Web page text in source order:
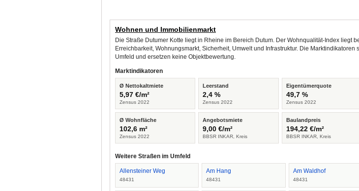
Wohnen und Immobilienmarkt
Die Straße Dutumer Kotte liegt in Rheine im Bereich Dutum. Der Wohnqualität-Index liegt
Erreichbarkeit, Wohnungsmarkt, Sicherheit, Umwelt und Infrastruktur. Die
Umfeld und ersetzen keine Objektbewertung.
Marktindikatoren
Ø Nettokaltmiete
5,97 €/m²
Zensus 2022
Leerstand
2,4 %
Zensus 2022
Eigentümerquote
49,7 %
Zensus 2022
Ø Wohnfläche
102,6 m²
Zensus 2022
Angebotsmiete
9,00 €/m²
BBSR INKAR, Kreis
Baulandpreis
194,22 €/m²
BBSR INKAR, Kreis
Weitere Straßen im Umfeld
Allensteiner Weg
48431
Am Hang
48431
Am Waldhof
48431